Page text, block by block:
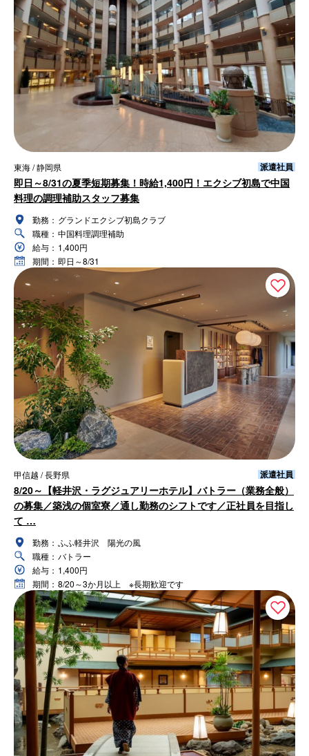
東海 / 静岡県 派遣社員
即日～8/31の夏季短期募集！時給1,400円！エクシブ初島で中国
料理の調理補助スタッフ募集
勤務： グランドエクシブ初島クラブ
職種： 中国料理調理補助
給与： 1,400円
期間： 即日～8/31
甲信越 / 長野県 派遣社員
8/20～【軽井沢・ラグジュアリーホテル】バトラー（業務全般）
の募集／築浅の個室寮／通し勤務のシフトです／正社員を目指し
て …
勤務： ふふ軽井沢 陽光の風
職種： バトラー
給与： 1,400円
期間： 8/20～3か月以上 ※長期歓迎です